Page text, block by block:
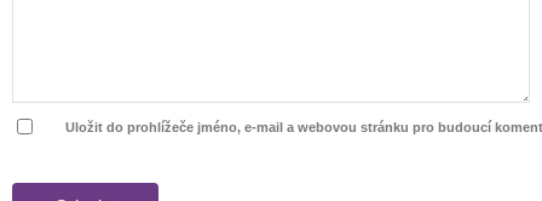
Uložit do prohlížeče jméno, e-mail a webovou stránku pro budoucí